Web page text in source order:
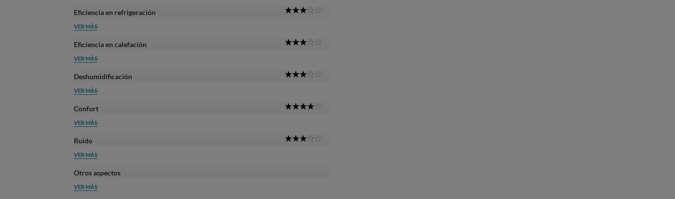
Eficiencia en refrigeración
VER MÁS
Eficiencia en calefación
VER MÁS
Deshumidificación
VER MÁS
Confort
VER MÁS
Ruido
VER MÁS
Otros aspectos
VER MÁS